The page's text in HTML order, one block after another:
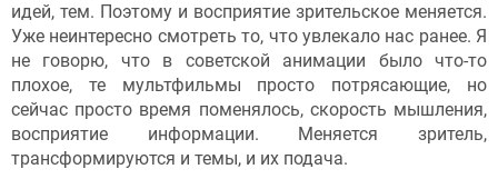
идей, тем. Поэтому и восприятие зрительское меняется.
Уже неинтересно смотреть то, что увлекало нас ранее. Я
не говорю, что в советской анимации было что-то
плохое, те мультфильмы просто потрясающие, но
сейчас просто время поменялось, скорость мышления,
восприятие информации. Меняется зритель,
трансформируются и темы, и их подача.